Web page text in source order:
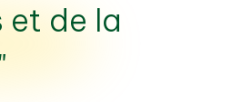
et de la